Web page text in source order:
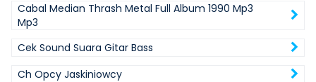
Cabal Median Thrash Metal Full Album 1990 Mp3
Mp3
Cek Sound Suara Gitar Bass
Ch Opcy Jaskiniowcy